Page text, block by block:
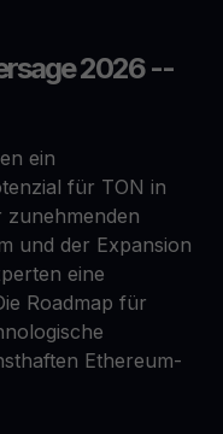
2026 --
ein
für TON in
zunehmenden
und der Expansion
eine
Roadmap für
Ethereum-